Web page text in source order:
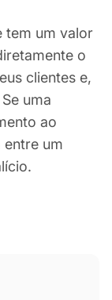
tem um valor
o
clientes e,
uma
ao
entre um